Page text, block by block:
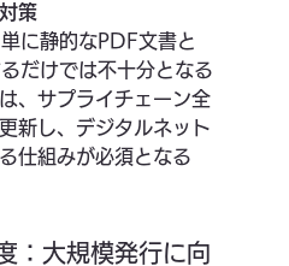
策
に静的なPDF文書と
だけでは不十分となる
、サプライチェーン全
新し、デジタルネット
仕組みが必須となる
：大規模発行に向